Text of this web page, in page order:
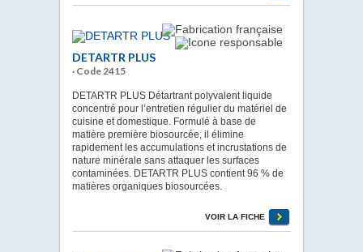
DETARTR PLUS
· Code 2415
DETARTR PLUS Détartrant polyvalent liquide
concentré pour l’entretien régulier du matériel de
cuisine et domestique. Formulé à base de
matière première biosourcée, il élimine
rapidement les accumulations et incrustations de
nature minérale sans attaquer les surfaces
contaminées. DETARTR PLUS contient 96 % de
matières organiques biosourcées.
VOIR LA FICHE